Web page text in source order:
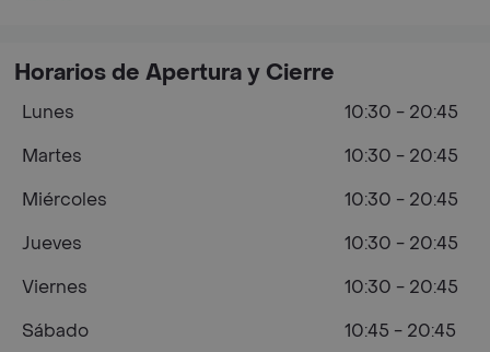
Horarios de Apertura y Cierre
Lunes
10:30 - 20:45
Martes
10:30 - 20:45
Miércoles
10:30 - 20:45
Jueves
10:30 - 20:45
Viernes
10:30 - 20:45
Sábado
10:45 - 20:45